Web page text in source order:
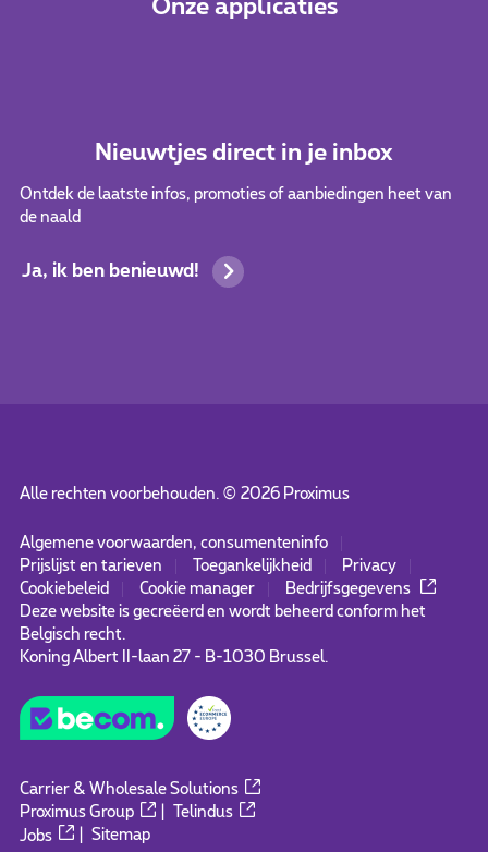
Onze applicaties
Nieuwtjes direct in je inbox
Ontdek de laatste infos, promoties of aanbiedingen heet van
de naald
Ja, ik ben benieuwd!
Alle rechten voorbehouden. © 2026Proximus
Algemene voorwaarden, consumenteninfo
Prijslijst en tarieven
Toegankelijkheid
Privacy
Cookiebeleid
Cookie manager
Bedrijfsgegevens
Deze website is gecreëerd en wordt beheerd conform het
Belgisch recht.
Koning Albert II-laan 27 - B-1030 Brussel.
Carrier & Wholesale Solutions
Proximus Group
Telindus
Jobs
|Sitemap